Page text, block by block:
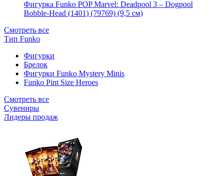
Фигурка Funko POP Marvel: Deadpool 3 – Dogpool
Bobble-Head (1401) (79769) (9,5 см)
Смотреть все
Тип Funko
Фигурки
Брелок
Фигурки Funko Mystery Minis
Funko Pint Size Heroes
Смотреть все
Сувениры
Лидеры продаж